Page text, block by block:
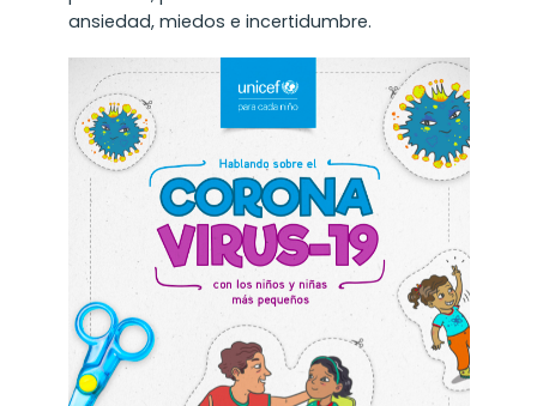
ansiedad, miedos e incertidumbre.